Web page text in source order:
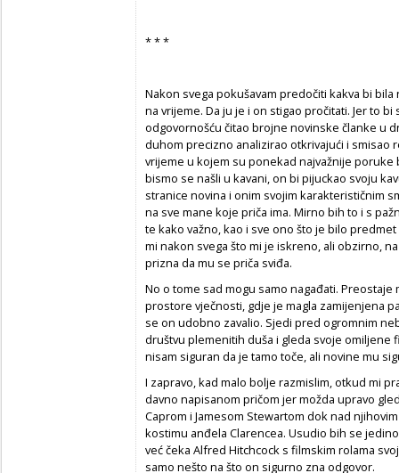
* * *
Nakon svega pokušavam predočiti kakva bi
na vrijeme. Da ju je i on stigao pročitati. Jer to
odgovornošću čitao brojne novinske članke u
duhom precizno analizirao otkrivajući i smisao
vrijeme u kojem su ponekad najvažnije
bismo se našli u kavani, on bi pijuckao svoju
stranice novina i onim svojim karakterističnim
na sve mane koje priča ima. Mirno bih to i s
te kako važno, kao i sve ono što je bilo
mi nakon svega što mi je iskreno, ali obzirno,
prizna da mu se priča sviđa.
No o tome sad mogu samo nagađati.
prostore vječnosti, gdje je magla zamijenjena
se on udobno zavalio. Sjedi pred ogromnim
društvu plemenitih duša i gleda svoje omiljene
nisam siguran da je tamo toče, ali novine mu
I zapravo, kad malo bolje razmislim, otkud mi
davno napisanom pričom jer možda upravo
Caprom i Jamesom Stewartom dok nad
kostimu anđela Clarencea. Usudio bih se
već čeka Alfred Hitchcock s filmskim rolama
samo nešto na što on sigurno zna odgovor.